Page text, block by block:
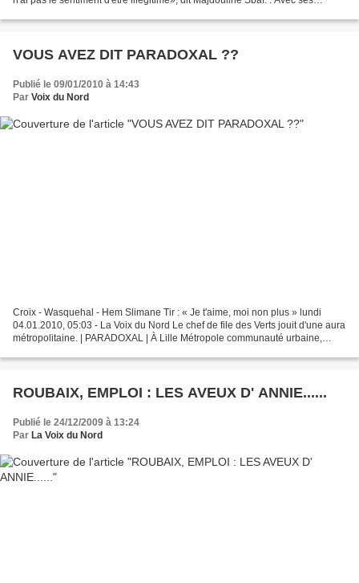
VOUS AVEZ DIT PARADOXAL ??
Publié le 09/01/2010 à 14:43
Par Voix du Nord
Croix - Wasquehal - Hem Slimane Tir : « Je t'aime, moi non plus » lundi
04.01.2010, 05:03 - La Voix du Nord Le chef de file des Verts jouit d'une aura
métropolitaine. | PARADOXAL | À Lille Métropole communauté urbaine,
ROUBAIX, EMPLOI : LES AVEUX D' ANNIE......
Publié le 24/12/2009 à 13:24
Par La Voix du Nord